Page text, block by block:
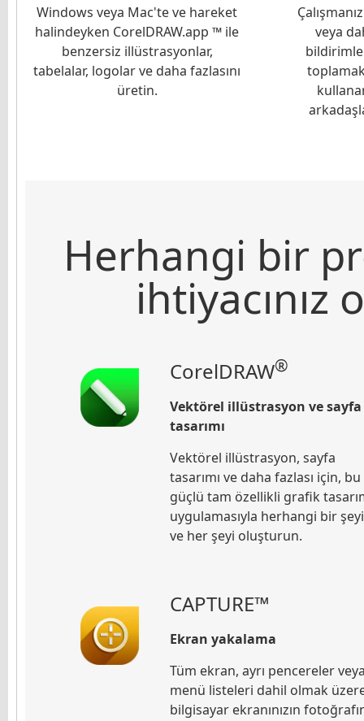
Windows veya Mac'te ve hareket
halindeyken CorelDRAW.app ™ ile
benzersiz illüstrasyonlar,
tabelalar, logolar ve daha fazlasını
üretin.
veya
Herhangi bir
CorelDRAW®
Vektörel illüstrasyon ve sayfa
tasarımı
Vektörel illüstrasyon, sayfa
tasarımı ve daha fazlası için, bu
güçlü tam özellikli grafik
uygulamasıyla herhangi bir şeyi
ve her şeyi oluşturun.
CAPTURE™
Ekran yakalama
Tüm ekran, ayrı pencereler
menü listeleri dahil olmak
bilgisayar ekranınızın